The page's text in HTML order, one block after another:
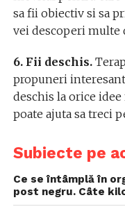
sa fii obiectiv si sa
vei descoperi multe
6. Fii deschis.
propuneri
deschis la orice idee
poate ajuta sa treci
Subiecte pe
Ce se întâmplă în
post negru. Câte